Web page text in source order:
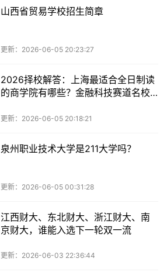
山西省贸易学校招生简章
更新：2026-06-05 20:23:27
2026择校解答：上海最适合全日制读
的商学院有哪些？金融科技赛道名校
更新：2026-06-05 20:18:21
泉州职业技术大学是211大学吗？
更新：2026-06-05 00:31:28
江西财大、东北财大、浙江财大、南
京财大，谁能入选下一轮双一流
更新：2026-06-03 22:36:44